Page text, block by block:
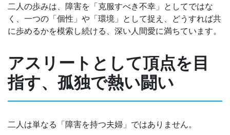
二人の歩みは、障害を「克服すべき不幸」としてではな
く、一つの「個性」や「環境」として捉え、どうすれば共
に歩めるかを模索し続ける、深い人間愛に満ちています。
アスリートとして頂点を目
指す、孤独で熱い闘い
二人は単なる「障害を持つ夫婦」ではありません。